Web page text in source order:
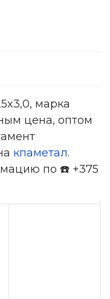
марка
цена, оптом
кпаметал.
по ☎️ +375